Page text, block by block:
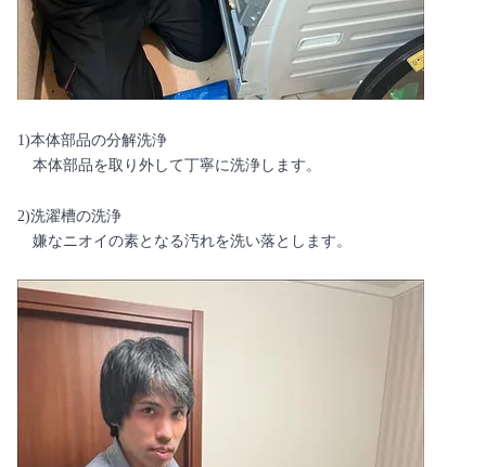
1)本体部品の分解洗浄
本体部品を取り外して丁寧に洗浄します。
2)洗濯槽の洗浄
嫌なニオイの素となる汚れを洗い落とします。